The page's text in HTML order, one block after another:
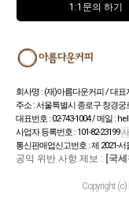
1:1문의 하기
회사명 : (재)아름다운커피 / 대
주소 : 서울특별시 종로구 창경궁
대표번호 : 02-743-1004 / 메일 :
사업자 등록번호 : 101-82-23199
통신판매업신고번호 : 제 2021-서
공익 위반 사항 제보 : [국
Copyright